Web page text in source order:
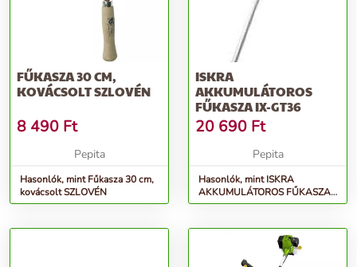
FŰKASZA 30 CM,
KOVÁCSOLT SZLOVÉN
8 490 Ft
Pepita
Hasonlók, mint Fűkasza 30 cm,
kovácsolt SZLOVÉN
ISKRA
AKKUMULÁTOROS
FŰKASZA IX-GT36
20 690 Ft
Pepita
Hasonlók, mint ISKRA
AKKUMULÁTOROS FŰKASZA
IX-GT36